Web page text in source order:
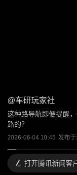
@车研玩家社
这种路导航即便提醒
路的？
2026-06-04 10:45 发布于
打开腾讯新闻客